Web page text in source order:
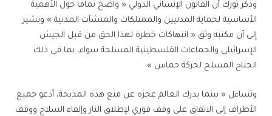
وذكر تورك أن القانون الإنساني الدولي « واضح تماما حول الأهمية
الأساسية لحماية المدنيين والممتلكات والمنشآت المدنية » ويشير
إلى أن مكتبه وثق « انتهاكات خطرة لهذا الحق من قبل الجيش
الإسرائيلي والجماعات الفلسطينية المسلحة سواء، بما في ذلك
الجناح المسلح لحركة حماس ».
وتساءل « بينما يدرك العالم عجزه عن منع هذه المذبحة، أدعو جميع
الأطراف إلى الاتفاق على وقف فوري لإطلاق النار وإلقاء السلاح ووقف